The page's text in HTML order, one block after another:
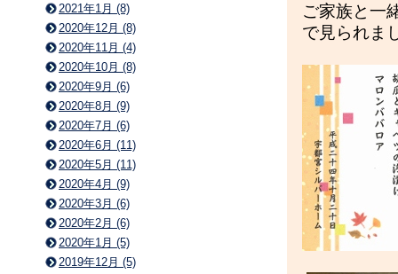
ご家族と一
で見られま
2021年1月 (8)
2020年12月 (8)
2020年11月 (4)
2020年10月 (8)
2020年9月 (6)
2020年8月 (9)
2020年7月 (6)
2020年6月 (11)
2020年5月 (11)
2020年4月 (9)
2020年3月 (6)
2020年2月 (6)
2020年1月 (5)
2019年12月 (5)